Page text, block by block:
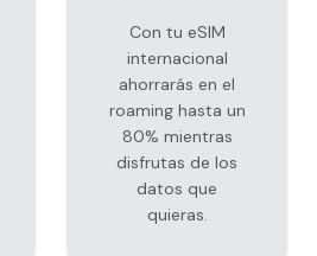
Con tu eSIM
internacional
ahorrarás en el
roaming hasta un
80% mientras
disfrutas de los
datos que
quieras.